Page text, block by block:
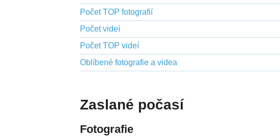
Počet TOP fotografií
Počet videí
Počet TOP videí
Oblíbené fotografie a videa
Zaslané počasí
Fotografie